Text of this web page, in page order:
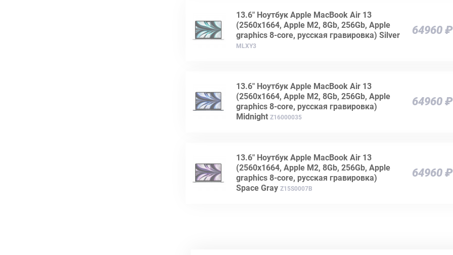
13.6" Ноутбук Apple MacBook Air 13
(2560x1664, Apple M2, 8Gb, 256Gb, Apple
graphics 8-core, русская гравировка) Silver
MLXY3
64960 ₽
13.6" Ноутбук Apple MacBook Air 13
(2560х1664, Apple M2, 8Gb, 256Gb, Apple
graphics 8-core, русская гравировка)
Midnight Z16000035
64960 ₽
13.6" Ноутбук Apple MacBook Air 13
(2560x1664, Apple M2, 8Gb, 256Gb, Apple
graphics 8-core, русская гравировка)
Space Gray Z15S0007B
64960 ₽